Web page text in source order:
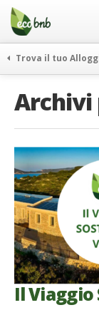
Menu
Salta
contenuto
Offerte Speciali
Regali
FAQ
Chi Siamo
Partner
Contatti
Italiano
German
English
Trova il tuo
itinerari
vivere e viaggiare
news ed eventi
ecohotel
rassegna stampa
Archivi
Il Viaggio